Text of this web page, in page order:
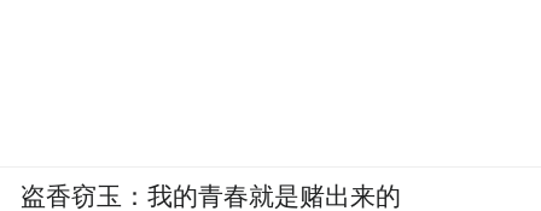
盗香窃玉：我的青春就是赌出来的